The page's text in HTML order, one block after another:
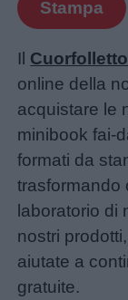
didattiche
Disegni
da
colorare
Storie
per
bambini
Feste
e
Stampa
Il
online della
acquistare le
minibook fai-
formati da
trasformando
laboratorio di
nostri
aiutate a
gratuite.